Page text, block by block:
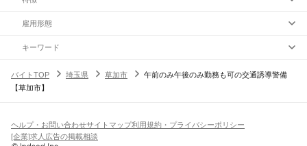
雇用形態
キーワード
バイトTOP 埼玉県 草加市
午前のみ午後のみ勤務も可の交通誘導警備
【草加市】
ヘルプ・お問い合わせサイトマップ利用規約・プライバシーポリシー
[企業]求人広告の掲載相談